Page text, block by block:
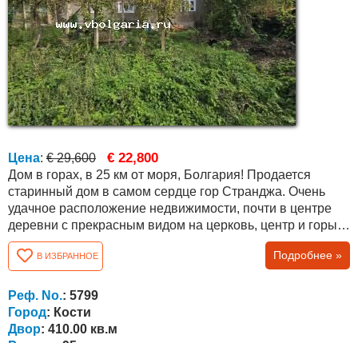
Цена: € 29,600 € 22,800
Дом в горах, в 25 км от моря, Болгария! Продается
старинный дом в самом сердце гор Странджа. Очень
удачное расположение недвижимости, почти в центре
деревни с прекрасным видом на церковь, центр и горы.
Дом имеет два отдельных входа и возможность
разделить на два отдельных дома. Всего в доме шесть
комнат и гостиная. Общая площадь 95 кв.м. Площадь
двора 410 кв.м. с выходом на асфальтированную дорогу.
Село Кости расположено в...
В ИЗБРАННОЕ Подробнее »
Реф. No.: 5799
Город: Кости
Двор: 410.00 кв.м